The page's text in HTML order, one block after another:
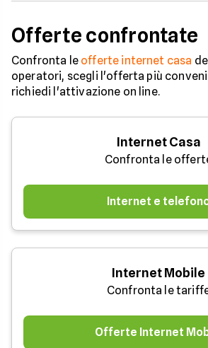
Offerte confrontate
Confronta le offerte internet casa
operatori, scegli l'offerta più
richiedi l'attivazione on line.
Internet Casa
Confronta le
Internet e
Internet Mobile
Confronta le
Offerte Internet